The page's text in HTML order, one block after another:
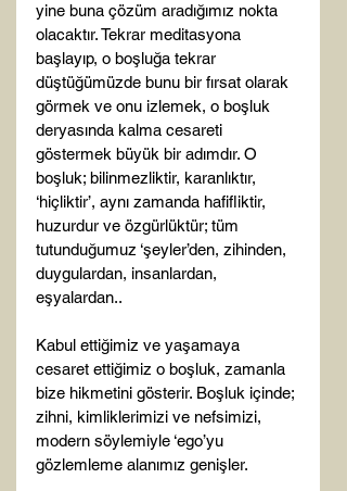
yine buna çözüm aradığımız nokta
olacaktır. Tekrar meditasyona
başlayıp, o boşluğa tekrar
düştüğümüzde bunu bir fırsat olarak
görmek ve onu izlemek, o boşluk
deryasında kalma cesareti
göstermek büyük bir adımdır. O
boşluk; bilinmezliktir, karanlıktır,
‘hiçliktir’, aynı zamanda hafifliktir,
huzurdur ve özgürlüktür; tüm
tutunduğumuz ‘şeyler’den, zihinden,
duygulardan, insanlardan,
eşyalardan..
Kabul ettiğimiz ve yaşamaya
cesaret ettiğimiz o boşluk, zamanla
bize hikmetini gösterir. Boşluk içinde;
zihni, kimliklerimizi ve nefsimizi,
modern söylemiyle ‘ego’yu
gözlemleme alanımız genişler.